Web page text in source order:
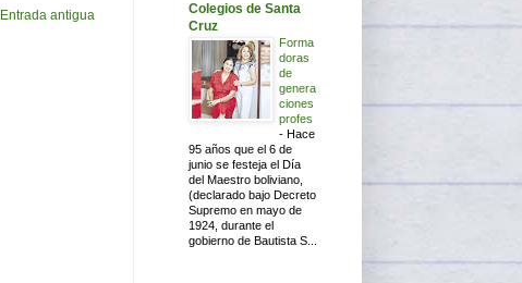
Entrada antigua
Colegios de Santa
Cruz
Forma
doras
de
genera
ciones
profes
- Hace
95 años que el 6 de
junio se festeja el Día
del Maestro boliviano,
(declarado bajo Decreto
Supremo en mayo de
1924, durante el
gobierno de Bautista S...